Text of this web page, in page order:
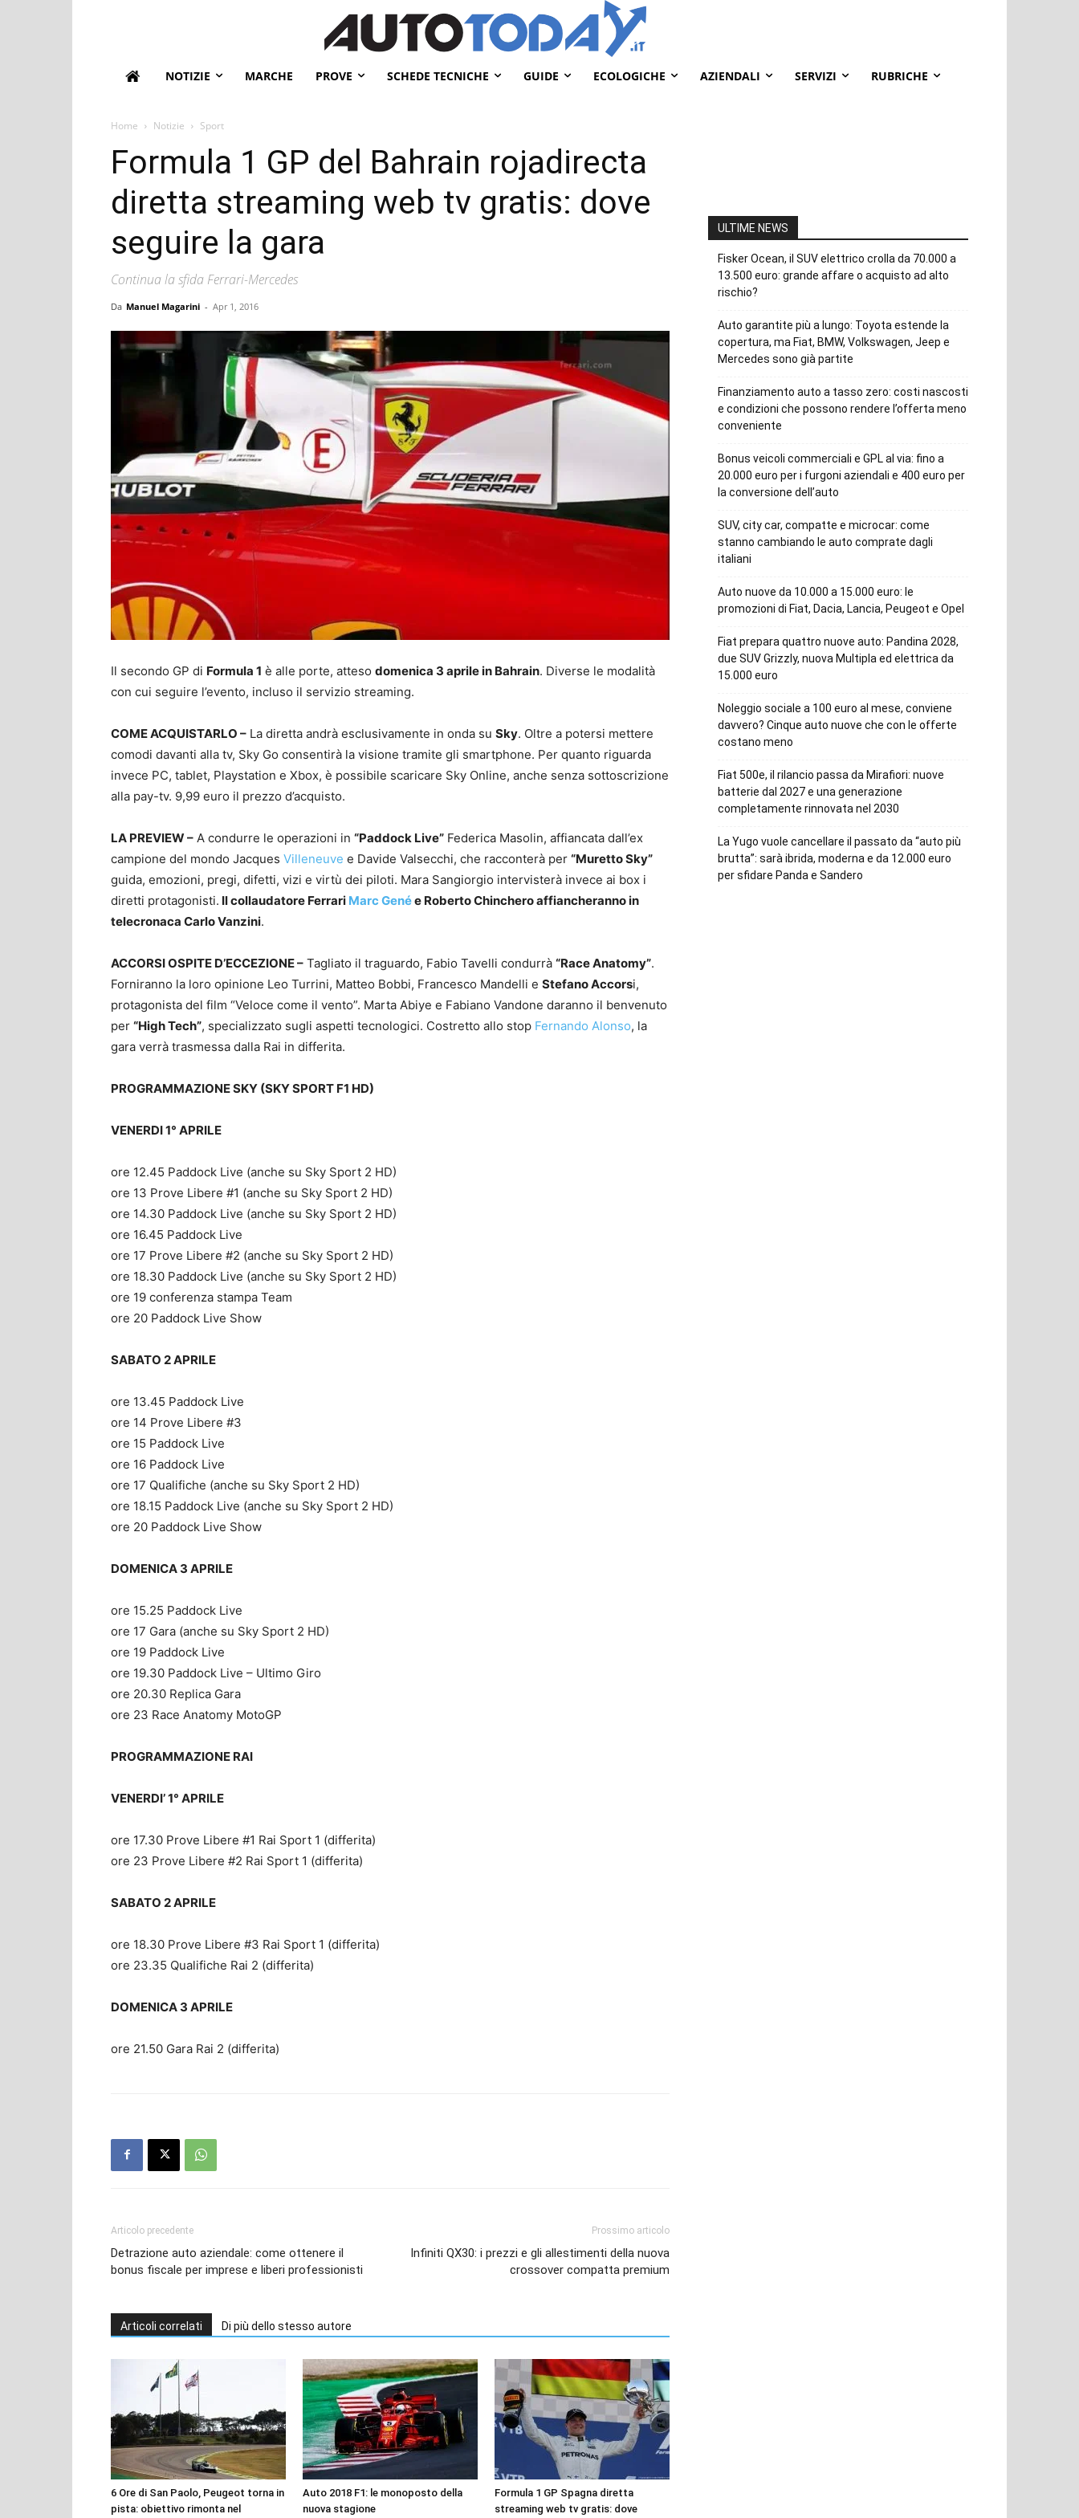
NOTIZIE MARCHE PROVE SCHEDE TECNICHE GUIDE ECOLOGICHE AZIENDALI SERVIZI RUBRICHE
Home Notizie Sport
Formula 1 GP del Bahrain rojadirecta
diretta streaming web tv gratis: dove
seguire la gara
Continua la sfida Ferrari-Mercedes
Da Manuel Magarini - Apr 1, 2016
Il secondo GP di Formula 1 è alle porte, atteso domenica 3 aprile in Bahrain. Diverse le modalità
con cui seguire l’evento, incluso il servizio streaming.
COME ACQUISTARLO – La diretta andrà esclusivamente in onda su Sky. Oltre a potersi mettere
comodi davanti alla tv, Sky Go consentirà la visione tramite gli smartphone. Per quanto riguarda
invece PC, tablet, Playstation e Xbox, è possibile scaricare Sky Online, anche senza sottoscrizione
alla pay-tv. 9,99 euro il prezzo d’acquisto.
LA PREVIEW – A condurre le operazioni in “Paddock Live” Federica Masolin, affiancata dall’ex
campione del mondo Jacques Villeneuve e Davide Valsecchi, che racconterà per “Muretto Sky”
guida, emozioni, pregi, difetti, vizi e virtù dei piloti. Mara Sangiorgio intervisterà invece ai box i
diretti protagonisti. Il collaudatore Ferrari Marc Genée Roberto Chinchero affiancheranno in
telecronaca Carlo Vanzini.
ACCORSI OSPITE D’ECCEZIONE – Tagliato il traguardo, Fabio Tavelli condurrà “Race Anatomy”.
Forniranno la loro opinione Leo Turrini, Matteo Bobbi, Francesco Mandelli e Stefano Accorsi,
protagonista del film “Veloce come il vento”. Marta Abiye e Fabiano Vandone daranno il benvenuto
per “High Tech”, specializzato sugli aspetti tecnologici. Costretto allo stop Fernando Alonso, la
gara verrà trasmessa dalla Rai in differita.
PROGRAMMAZIONE SKY (SKY SPORT F1 HD)
VENERDI 1° APRILE
ore 12.45 Paddock Live (anche su Sky Sport 2 HD)
ore 13 Prove Libere #1 (anche su Sky Sport 2 HD)
ore 14.30 Paddock Live (anche su Sky Sport 2 HD)
ore 16.45 Paddock Live
ore 17 Prove Libere #2 (anche su Sky Sport 2 HD)
ore 18.30 Paddock Live (anche su Sky Sport 2 HD)
ore 19 conferenza stampa Team
ore 20 Paddock Live Show
SABATO 2 APRILE
ore 13.45 Paddock Live
ore 14 Prove Libere #3
ore 15 Paddock Live
ore 16 Paddock Live
ore 17 Qualifiche (anche su Sky Sport 2 HD)
ore 18.15 Paddock Live (anche su Sky Sport 2 HD)
ore 20 Paddock Live Show
DOMENICA 3 APRILE
ore 15.25 Paddock Live
ore 17 Gara (anche su Sky Sport 2 HD)
ore 19 Paddock Live
ore 19.30 Paddock Live – Ultimo Giro
ore 20.30 Replica Gara
ore 23 Race Anatomy MotoGP
PROGRAMMAZIONE RAI
VENERDI’ 1° APRILE
ore 17.30 Prove Libere #1 Rai Sport 1 (differita)
ore 23 Prove Libere #2 Rai Sport 1 (differita)
SABATO 2 APRILE
ore 18.30 Prove Libere #3 Rai Sport 1 (differita)
ore 23.35 Qualifiche Rai 2 (differita)
DOMENICA 3 APRILE
ore 21.50 Gara Rai 2 (differita)
Articolo precedente
Detrazione auto aziendale: come ottenere il
bonus fiscale per imprese e liberi professionisti
Prossimo articolo
Infiniti QX30: i prezzi e gli allestimenti della nuova
crossover compatta premium
Articoli correlati Di più dello stesso autore
6 Ore di San Paolo, Peugeot torna in
pista: obiettivo rimonta nel
Auto 2018 F1: le monoposto della
nuova stagione
Formula 1 GP Spagna diretta
streaming web tv gratis: dove
ULTIME NEWS
Fisker Ocean, il SUV elettrico crolla da 70.000 a
13.500 euro: grande affare o acquisto ad alto
rischio?
Auto garantite più a lungo: Toyota estende la
copertura, ma Fiat, BMW, Volkswagen, Jeep e
Mercedes sono già partite
Finanziamento auto a tasso zero: costi nascosti
e condizioni che possono rendere l’offerta meno
conveniente
Bonus veicoli commerciali e GPL al via: fino a
20.000 euro per i furgoni aziendali e 400 euro per
la conversione dell’auto
SUV, city car, compatte e microcar: come
stanno cambiando le auto comprate dagli
italiani
Auto nuove da 10.000 a 15.000 euro: le
promozioni di Fiat, Dacia, Lancia, Peugeot e Opel
Fiat prepara quattro nuove auto: Pandina 2028,
due SUV Grizzly, nuova Multipla ed elettrica da
15.000 euro
Noleggio sociale a 100 euro al mese, conviene
davvero? Cinque auto nuove che con le offerte
costano meno
Fiat 500e, il rilancio passa da Mirafiori: nuove
batterie dal 2027 e una generazione
completamente rinnovata nel 2030
La Yugo vuole cancellare il passato da “auto più
brutta”: sarà ibrida, moderna e da 12.000 euro
per sfidare Panda e Sandero